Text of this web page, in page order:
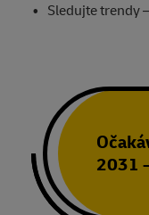
Sledujte trendy
2031